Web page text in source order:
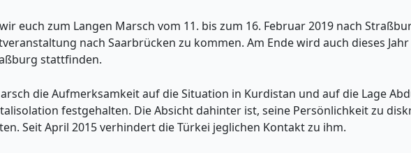
euch zum Langen Marsch vom 11. bis zum 16. Februar 2019 nach
nach Saarbrücken zu kommen. Am Ende wird auch dieses
stattfinden.
die Aufmerksamkeit auf die Situation in Kurdistan und auf die Lage
festgehalten. Die Absicht dahinter ist, seine Persönlichkeit zu
Seit April 2015 verhindert die Türkei jeglichen Kontakt zu ihm.